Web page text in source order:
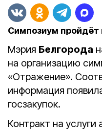
Симпозиум пройдёт
Мэрия Белгорода
на организацию
«Отражение».
информация
госзакупок.
Контракт на